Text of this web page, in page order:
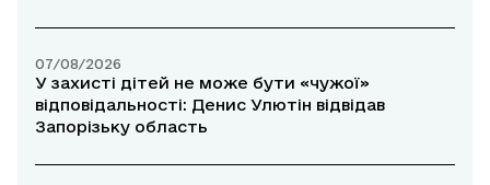
07/08/2026
У захисті дітей не може бути «чужої»
відповідальності: Денис Улютін відвідав
Запорізьку область